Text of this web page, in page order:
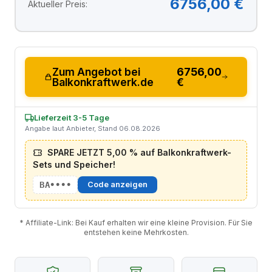
Aktueller Preis: 6756,00 €
Zum Angebot bei
Balkonkraftwerk.de
6756,00
€
Lieferzeit 3-5 Tage
Angabe laut Anbieter, Stand 06.08.2026
SPARE JETZT 5,00 % auf Balkonkraftwerk-
Sets und Speicher!
BA•••• Code anzeigen
* Affiliate-Link: Bei Kauf erhalten wir eine kleine Provision. Für Sie
entstehen keine Mehrkosten.